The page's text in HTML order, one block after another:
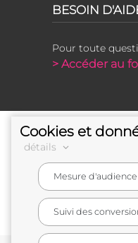
BESOIN
Pour toute
> Accéder au
e-
Cookies et
détails
Mesure d'audience
Suivi des